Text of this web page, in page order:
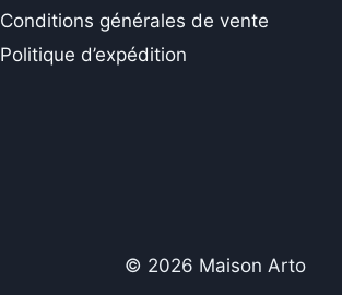
Conditions générales de vente
Politique d’expédition
© 2026 Maison Arto